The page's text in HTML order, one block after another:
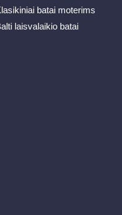
batai moterims
laisvalaikio batai